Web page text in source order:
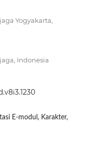
Yogyakarta,
Indonesia
E-modul, Karakter,